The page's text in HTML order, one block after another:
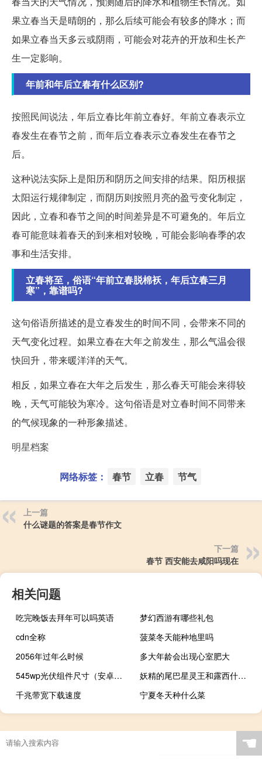
果立春当天是晴朗的，那么后续可能会有较多的降水；而
如果立春当天多云或阴雨，可能会对花卉的开放和生长产
生一定影响。
年前和年后立春有什么区别?
按照民间说法，年后立春比年前立春好。年前立春表示立
春发生在春节之前，而年后立春表示立春发生在春节之
后。
这种说法实际上是阳历和阴历之间安排的结果。阳历根据
太阳运行规律制定，而阴历则按照月亮的盈亏变化制定，
因此，立春和春节之间的时间差异是不可避免的。年后立
春可能意味着春天的到来相对较晚，可能会影响春季的农
事和生活安排。
立春将至，俗语“年前立春脱棉袄，年后立春三月
寒”，靠谱吗?
这句俗语所描述的是立春发生的时间不同，会带来不同的
天气变化过程。如果立春在大年之前发生，那么气温会很
快回升，带来暖洋洋的天气。
相反，如果立春在大年之后发生，那么春天可能会来得较
晚，天气可能较为寒冷。这句俗语是对立春时间不同带来
的气候现象的一种形象描述。
明星档案
网络标签： 春节 立春 节气
上一篇
什么谜题的答案是春节作文
下一篇
春节 西安能去咸阳吗现在
相关问题
吃完晚饭去拜年可以吗英语
梦幻西游有哪些礼包
cdn全称
菠菜冬天能种地里吗
2056年过年么时候
多大年龄会出现心室肥大
545wp光伏组件尺寸（安卓手机可不可以刷成wp系统）
妖精的尾巴星灵王和露西什么关系为什么叫老朋友 妖精的尾巴星灵王
千兆带宽下载速度
宁夏冬天种什么菜
☚